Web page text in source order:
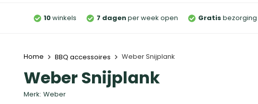
10winkels 7 dagenper week open Gratis
Home BBQ accessoires Weber Snijplank
Weber Snijplank
Merk: Weber